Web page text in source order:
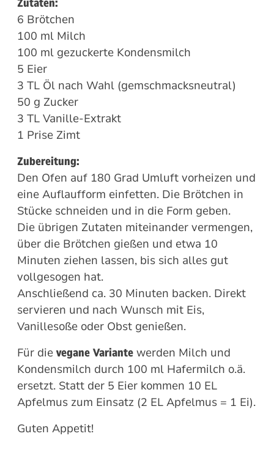
6 Brötchen
100 ml Milch
100 ml gezuckerte Kondensmilch
5 Eier
3 TL Öl nach Wahl (gemschmacksneutral)
50 g Zucker
3 TL Vanille-Extrakt
1 Prise Zimt
Zubereitung:
Den Ofen auf 180 Grad Umluft vorheizen und
eine Auflaufform einfetten. Die Brötchen in
Stücke schneiden und in die Form geben.
Die übrigen Zutaten miteinander vermengen,
über die Brötchen gießen und etwa 10
Minuten ziehen lassen, bis sich alles gut
vollgesogen hat.
Anschließend ca. 30 Minuten backen. Direkt
servieren und nach Wunsch mit Eis,
Vanillesoße oder Obst genießen.
Für dievegane Variante werden Milch und
Kondensmilch durch 100 ml Hafermilch o.ä.
ersetzt. Statt der 5 Eier kommen 10 EL
Apfelmus zum Einsatz (2 EL Apfelmus = 1 Ei).
Guten Appetit!